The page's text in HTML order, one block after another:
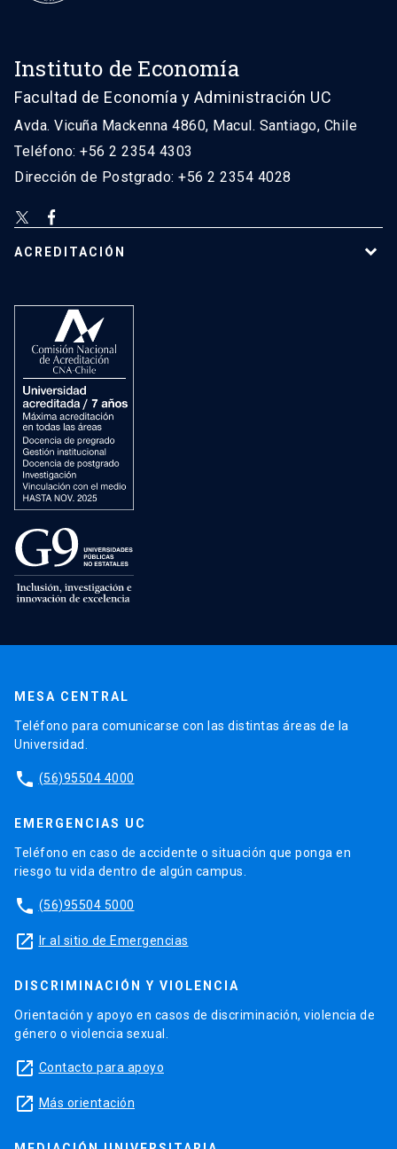
Instituto de Economía
Facultad de Economía y Administración UC
Avda. Vicuña Mackenna 4860, Macul. Santiago, Chile
Teléfono: +56 2 2354 4303
Dirección de Postgrado: +56 2 2354 4028
ACREDITACIÓN
MESA CENTRAL
Teléfono para comunicarse con las distintas áreas de la
Universidad.
phone (56)95504 4000
EMERGENCIAS UC
Teléfono en caso de accidente o situación que ponga en
riesgo tu vida dentro de algún campus.
phone (56)95504 5000
launch Ir al sitio de Emergencias
DISCRIMINACIÓN Y VIOLENCIA
Orientación y apoyo en casos de discriminación, violencia de
género o violencia sexual.
launch Contacto para apoyo
launch Más orientación